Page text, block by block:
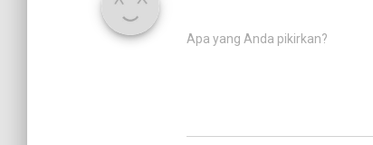
Apa yang Anda pikirkan?